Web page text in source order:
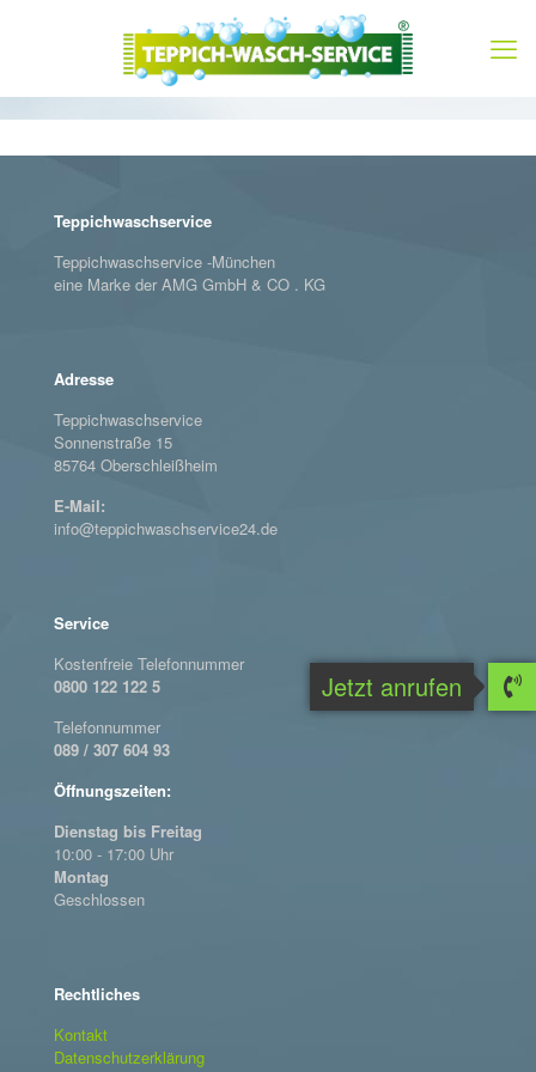
Teppichwaschservice
Teppichwaschservice -München
eine Marke der AMG GmbH & CO . KG
Adresse
Teppichwaschservice
Sonnenstraße 15
85764 Oberschleißheim
E-Mail:
info@teppichwaschservice24.de
Service
Kostenfreie Telefonnummer
0800 122 122 5
Telefonnummer
089 / 307 604 93
Öffnungszeiten:
Dienstag bis Freitag
10:00 - 17:00 Uhr
Montag
Geschlossen
Rechtliches
Kontakt
Datenschutzerklärung
Jetzt anrufen